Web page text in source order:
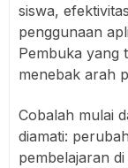
siswa,
penggunaan
Pembuka yang
menebak arah
Cobalah mulai
diamati:
pembelajaran